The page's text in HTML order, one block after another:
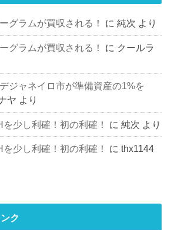
グラムが買収される！ に純次 より
グラムが買収される！ に クールラ
ジャネイロ市が準備資産の1%を
ヤ より
少し利確！初の利確！ に純次 より
少し利確！初の利確！ にthx1144
ク